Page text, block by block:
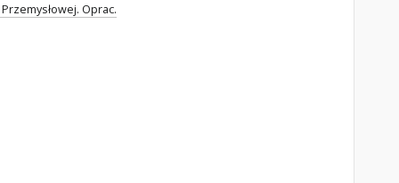
Oprac.